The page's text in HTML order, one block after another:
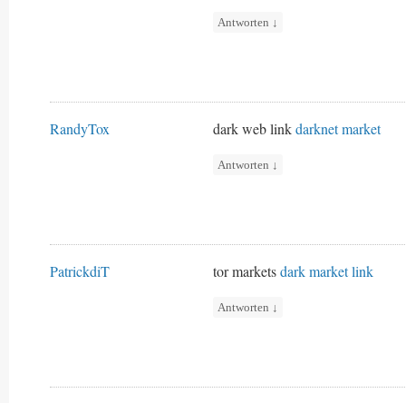
Antworten ↓
RandyTox dark web linkdarknet market
Antworten ↓
PatrickdiT tor marketsdark market link
Antworten ↓